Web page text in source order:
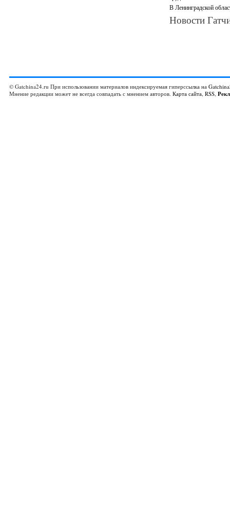
В Ленинградской
Новости
© Gatchina24.ru При использовании материалов индексируемая гиперссылка на
Мнение редакции может не всегда совпадать с мнением авторов. Карта сайта, RSS,